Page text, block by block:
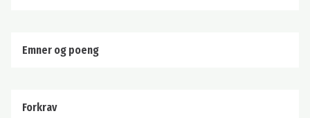
Emner og poeng
Forkrav